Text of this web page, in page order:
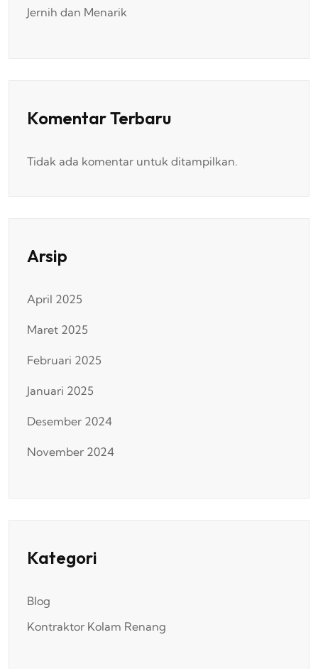
Jernih dan Menarik
Komentar Terbaru
Tidak ada komentar untuk ditampilkan.
Arsip
April 2025
Maret 2025
Februari 2025
Januari 2025
Desember 2024
November 2024
Kategori
Blog
Kontraktor Kolam Renang